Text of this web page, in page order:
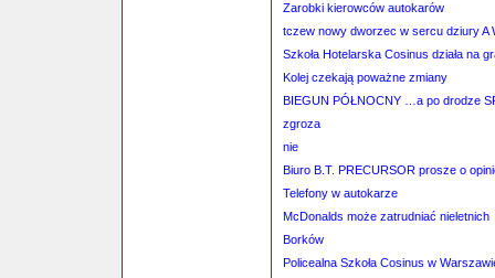
Zarobki kierowców autokarów
tczew nowy dworzec w sercu dziury A
Szkoła Hotelarska Cosinus działa na
Kolej czekają poważne zmiany
BIEGUN PÓŁNOCNY …a po drodze
zgroza
nie
Biuro B.T. PRECURSOR prosze o
Telefony w autokarze
McDonalds może zatrudniać nieletnich
Borków
Policealna Szkoła Cosinus w